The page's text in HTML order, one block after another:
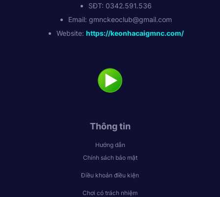
SĐT: 0342.591.536
Email: gmnckeoclub@gmail.com
Website: https://keonhacaigmnc.com/
Thông tin
Hướng dẫn
Chính sách bảo mật
Điều khoản điều kiện
Chơi có trách nhiệm